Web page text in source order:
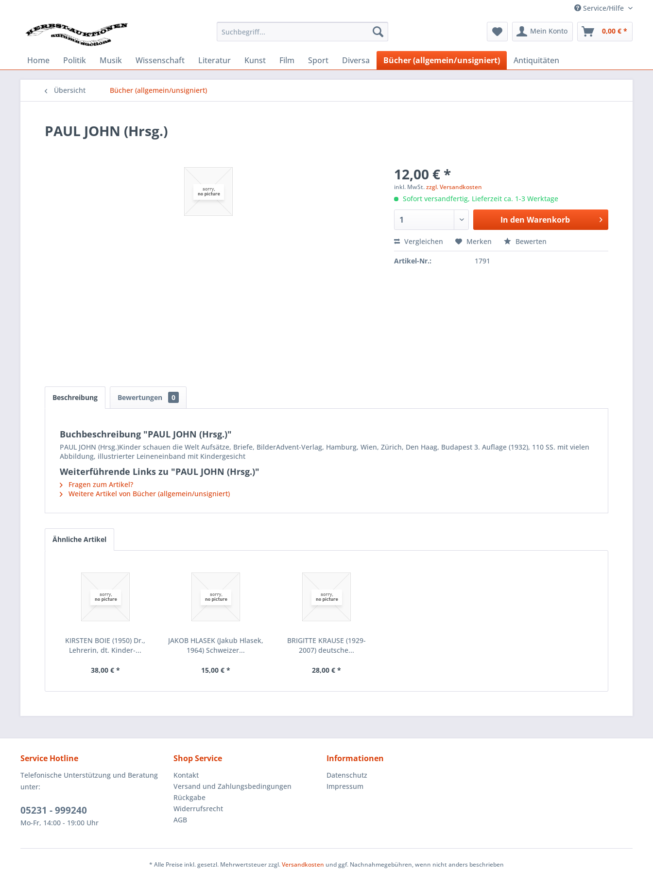
Service/Hilfe
Mein Konto 0,00 € *
Home Politik Musik Wissenschaft Literatur Kunst Film Sport Diversa Bücher (allgemein/unsigniert) Antiquitäten
Übersicht Bücher (allgemein/unsigniert)
PAUL JOHN (Hrsg.)
12,00 € *
inkl. MwSt.zzgl. Versandkosten
Sofort versandfertig, Lieferzeit ca. 1-3 Werktage
In den Warenkorb
Vergleichen Merken Bewerten
Artikel-Nr.: 1791
Beschreibung Bewertungen 0
Buchbeschreibung "PAUL JOHN (Hrsg.)"
PAUL JOHN (Hrsg.)Kinder schauen die Welt Aufsätze, Briefe, BilderAdvent-Verlag, Hamburg, Wien, Zürich, Den Haag, Budapest 3. Auflage (1932), 110 SS. mit vielen
Abbildung, illustrierter Leineneinband mit Kindergesicht
Weiterführende Links zu "PAUL JOHN (Hrsg.)"
Fragen zum Artikel?
Weitere Artikel von Bücher (allgemein/unsigniert)
Ähnliche Artikel
KIRSTEN BOIE (1950) Dr.,
Lehrerin, dt. Kinder-...
38,00 € *
JAKOB HLASEK (Jakub Hlasek,
1964) Schweizer...
15,00 € *
BRIGITTE KRAUSE (1929-
2007) deutsche...
28,00 € *
Service Hotline
Telefonische Unterstützung und Beratung
unter:
05231 - 999240
Mo-Fr, 14:00 - 19:00 Uhr
Shop Service
Kontakt
Versand und Zahlungsbedingungen
Rückgabe
Widerrufsrecht
AGB
Informationen
Datenschutz
Impressum
* Alle Preise inkl. gesetzl. Mehrwertsteuer zzgl.Versandkosten und ggf. Nachnahmegebühren, wenn nicht anders beschrieben